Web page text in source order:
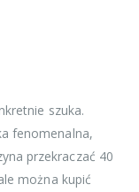
szuka.
fenomenalna,
przekraczać 40
można kupić